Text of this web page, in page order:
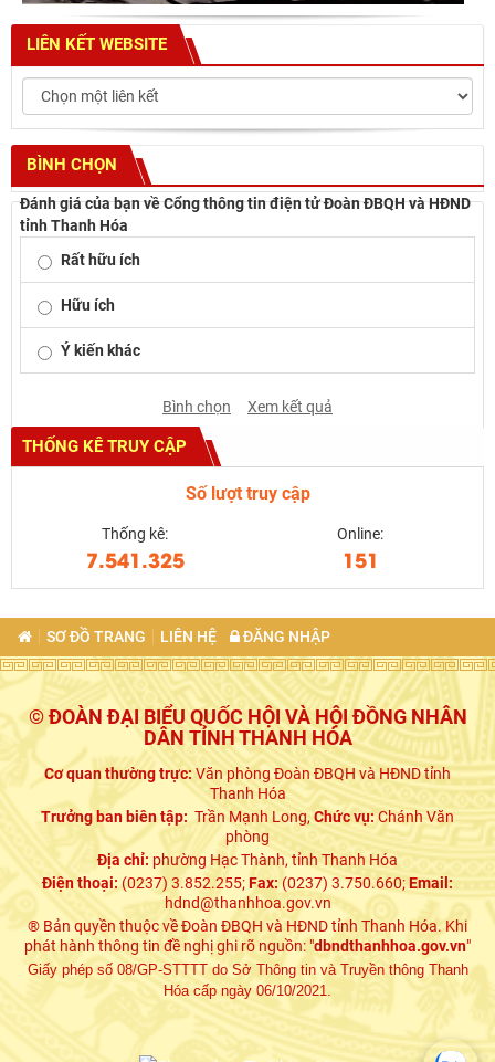
LIÊN KẾT WEBSITE
BÌNH CHỌN
Đánh giá của bạn về Cổng thông tin điện tử Đoàn ĐBQH và HĐND
tỉnh Thanh Hóa
Rất hữu ích
Hữu ích
Ý kiến khác
Bình chọn Xem kết quả
THỐNG KÊ TRUY CẬP
Số lượt truy cập
Thống kê:
7.541.325
Online:
151
SƠ ĐỒ TRANG LIÊN HỆ ĐĂNG NHẬP
© ĐOÀN ĐẠI BIỂU QUỐC HỘI VÀ HỘI ĐỒNG NHÂN
DÂN TỈNH THANH HÓA
Cơ quan thường trực:Văn phòng Đoàn ĐBQH và HĐND tỉnh
Thanh Hóa
Trưởng ban biên tập: Trần Mạnh Long,Chức vụ:Chánh Văn
phòng
Địa chỉ: phường Hạc Thành, tỉnh Thanh Hóa
Điện thoại: (0237) 3.852.255;Fax:(0237) 3.750.660;Email:
hdnd@thanhhoa.gov.vn
® Bản quyền thuộc về Đoàn ĐBQH và HĐND tỉnh Thanh Hóa. Khi
phát hành thông tin đề nghị ghi rõ nguồn: "dbndthanhhoa.gov.vn"
Giấy phép số 08/GP-STTTT do Sở Thông tin và Truyền thông Thanh
Hóa cấp ngày 06/10/2021.